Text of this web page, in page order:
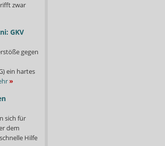
zwar
GKV
gegen
ein hartes
»
sich für
dem
Hilfe